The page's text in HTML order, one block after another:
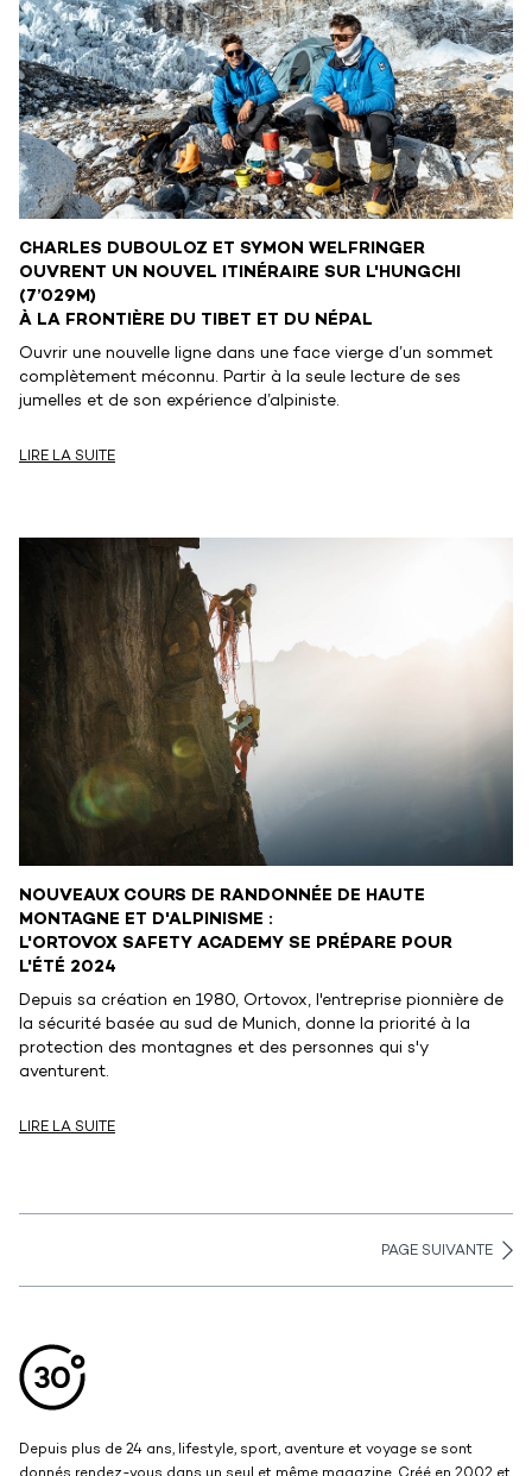
CHARLES DUBOULOZ ET SYMON WELFRINGER
OUVRENT UN NOUVEL ITINÉRAIRE SUR L'HUNGCHI
(7’029M)
À LA FRONTIÈRE DU TIBET ET DU NÉPAL
Ouvrir une nouvelle ligne dans une face vierge d’un sommet
complètement méconnu. Partir à la seule lecture de ses
jumelles et de son expérience d’alpiniste.
LIRE LA SUITE
NOUVEAUX COURS DE RANDONNÉE DE HAUTE
MONTAGNE ET D'ALPINISME :
L'ORTOVOX SAFETY ACADEMY SE PRÉPARE POUR
L'ÉTÉ 2024
Depuis sa création en 1980, Ortovox, l'entreprise pionnière de
la sécurité basée au sud de Munich, donne la priorité à la
protection des montagnes et des personnes qui s'y
aventurent.
LIRE LA SUITE
PAGE SUIVANTE
Depuis plus de 24 ans, lifestyle, sport, aventure et voyage se sont